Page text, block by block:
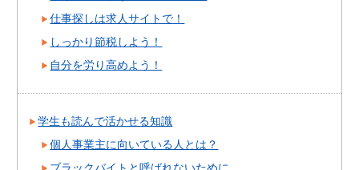
仕事探しは求人サイトで！
しっかり節税しよう！
自分を労り高めよう！
学生も読んで活かせる知識
個人事業主に向いている人とは？